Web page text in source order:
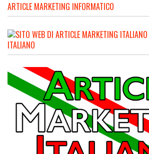
ARTICLE MARKETING INFORMATICO
ITALIANO